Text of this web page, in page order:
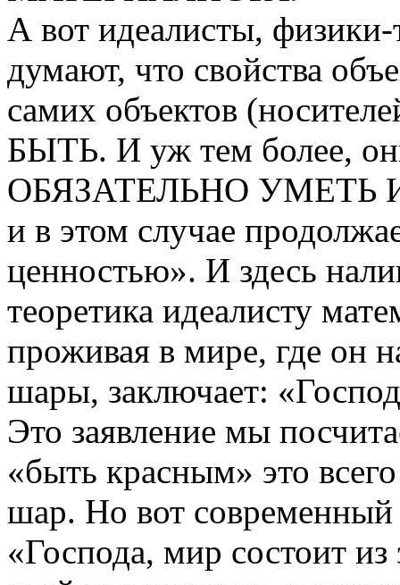
А вот идеалисты,
думают, что свойства
самих объектов
БЫТЬ. И уж тем более,
ОБЯЗАТЕЛЬНО УМЕТЬ
и в этом случае
ценностью». И здесь
теоретика идеалисту
проживая в мире, где он
шары, заключает:
Это заявление мы
«быть красным» это
шар. Но вот современный
«Господа, мир состоит